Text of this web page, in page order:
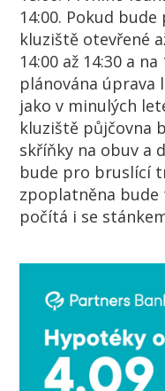
14:00. Pokud
kluziště otevřené
14:00 až 14:30 a
plánována úprava
jako v minulých
kluziště půjčovna
skříňky na obuv a
bude pro bruslící
zpoplatněna
počítá i se